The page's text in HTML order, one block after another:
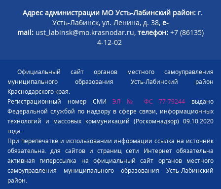
Адрес администрации МО Усть-Лабинский район: г.
Усть-Лабинск, ул. Ленина, д. 38, e-
mail: ust_labinsk@mo.krasnodar.ru, телефон: +7 (86135)
4-12-02
Официальный сайт органов местного самоуправления
муниципального образования Усть-Лабинский район
Краснодарского края.
Регистрационный номер СМИЭЛ № ФС 77-79244 выдано
Федеральной службой по надзору в сфере связи, информационных
технологий и массовых коммуникаций (Роскомнадзор) 09.10.2020
года.
При перепечатке и использовании информации ссылка на источник
обязательна. для сайтов и страниц сети Интернет обязательна
активная гиперссылка на официальный сайт органов местного
самоуправления муниципального образования Усть-Лабинский
район.